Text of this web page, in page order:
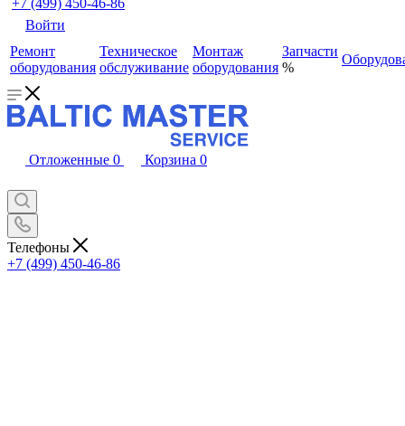
+7 (499) 450-46-86
Войти
Ремонт
оборудования
Техническое
обслуживание
Монтаж
оборудования
Запчасти
%
Отложенные 0 Корзина 0
Телефоны
+7 (499) 450-46-86